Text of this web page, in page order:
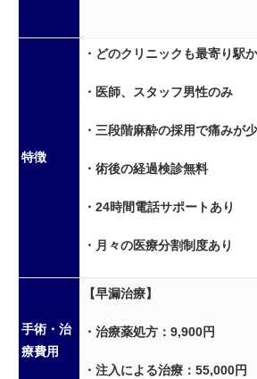
特徴
・どのクリニックも最寄り駅
・医師、スタッフ男性のみ
・三段階麻酔の採用で痛みが
・術後の経過検診無料
・24時間電話サポートあり
・月々の医療分割制度あり
手術・治
療費用
【早漏治療】
・治療薬処方：9,900円
・注入による治療：55,000円